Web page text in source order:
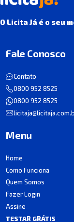
O Licita Já é o seu
Fale Conosco
Contato
0800 952 8525
0800 952 8525
Menu
Home
Como Funciona
Quem Somos
Fazer Login
Assine
TESTAR GRÁTIS